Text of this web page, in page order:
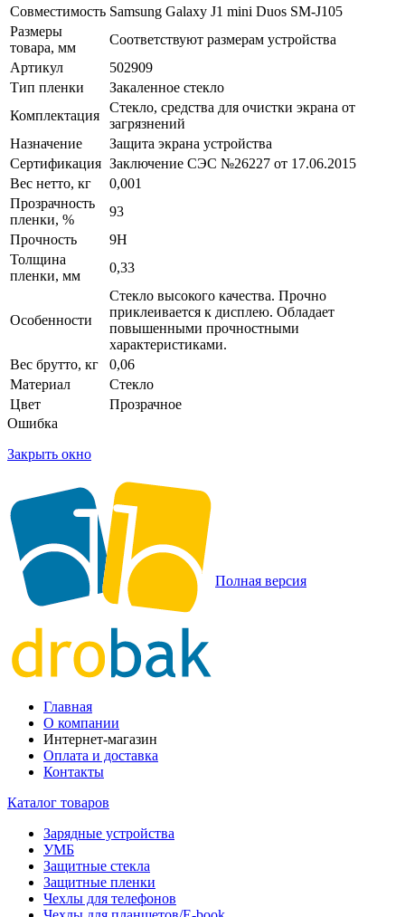
Совместимость Samsung Galaxy J1 mini Duos SM-J105
Размеры
товара, мм
Соответствуют размерам устройства
Артикул
502909
Тип пленки
Закаленное стекло
Комплектация
Стекло, средства для очистки экрана от
загрязнений
Назначение
Защита экрана устройства
Сертификация Заключение СЭС №26227 от 17.06.2015
Вес нетто, кг
0,001
Прозрачность
пленки, %
93
Прочность
9H
Толщина
пленки, мм
0,33
Особенности
Стекло высокого качества. Прочно
приклеивается к дисплею. Обладает
повышенными прочностными
характеристиками.
Вес брутто, кг
0,06
Материал
Стекло
Цвет
Прозрачное
Ошибка
Закрыть окно
Полная версия
Главная
О компании
Интернет-магазин
Оплата и доставка
Контакты
Каталог товаров
Зарядные устройства
УМБ
Защитные стекла
Защитные пленки
Чехлы для телефонов